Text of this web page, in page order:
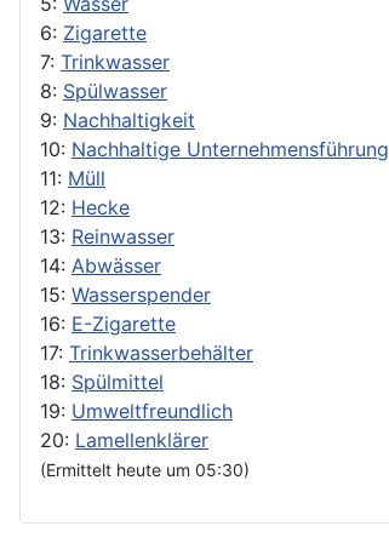
6: Zigarette
7: Trinkwasser
8: Spülwasser
9: Nachhaltigkeit
10: Nachhaltige Unternehmensführung
11: Müll
12: Hecke
13: Reinwasser
14: Abwässer
15: Wasserspender
16: E-Zigarette
17: Trinkwasserbehälter
18: Spülmittel
19: Umweltfreundlich
20: Lamellenklärer
(Ermittelt heute um 05:30)